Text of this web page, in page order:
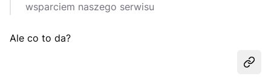
wsparciem naszego serwisu
Ale co to da?